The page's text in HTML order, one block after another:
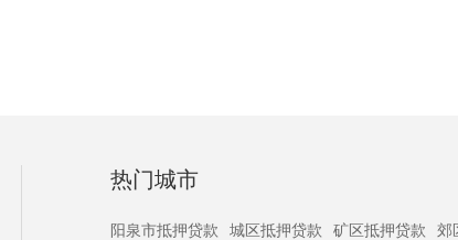
热门城市
阳泉市抵押贷款 城区抵押贷款 矿区抵押贷款 郊